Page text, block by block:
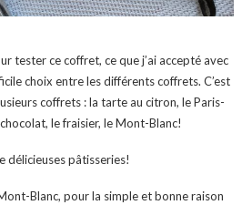
tester ce coffret, ce que j’ai accepté avec
choix entre les différents coffrets. C’est
coffrets : la tarte au citron, le Paris-
chocolat, le fraisier, le Mont-Blanc!
délicieuses pâtisseries!
Blanc, pour la simple et bonne raison